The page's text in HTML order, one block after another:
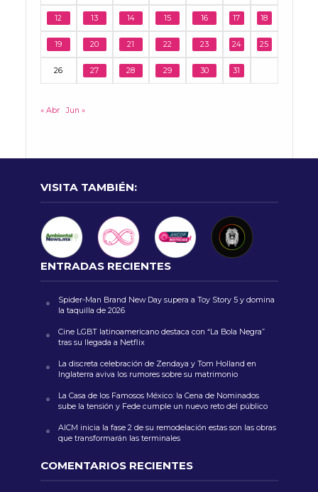
12 13 14 15 16 17 18
19 20 21 22 23 24 25
26 27 28 29 30 31
« Abr Jun »
VISITA TAMBIÉN:
ENTRADAS RECIENTES
Spider-Man Brand New Day supera a Toy Story 5 y domina
la taquilla de 2026
Cine LGBT latinoamericano destaca con “La Bola Negra”
tras su llegada a Netflix
La discreta celebración de Zendaya y Tom Holland en
Inglaterra aviva los rumores sobre su matrimonio
La Casa de los Famosos México: la Cena de Nominados
sube la tensión y Fede cumple un nuevo reto del público
AICM inicia la fase 2 de su remodelación estas son las obras
que transformarán las terminales
COMENTARIOS RECIENTES